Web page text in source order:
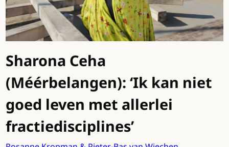
Sharona Ceha
(Méérbelangen): ‘Ik kan niet
goed leven met allerlei
fractiedisciplines’